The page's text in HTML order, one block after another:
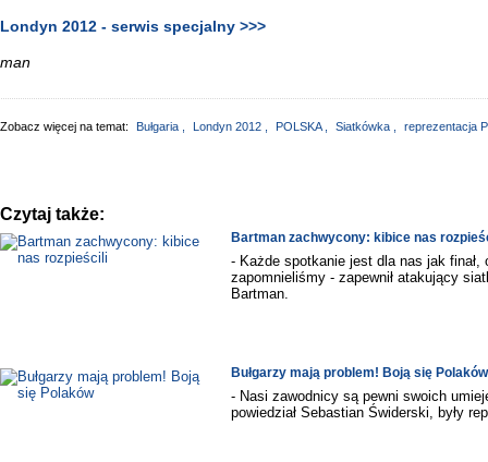
Londyn 2012 - serwis specjalny >>>
man
Zobacz więcej na temat: Bułgaria Londyn 2012 POLSKA Siatkówka reprezentacja
Czytaj także:
Bartman zachwycony: kibice nas
- Każde spotkanie jest dla nas jak finał,
zapomnieliśmy - zapewnił atakujący
Bartman.
Bułgarzy mają problem! Boją się Polaków
- Nasi zawodnicy są pewni swoich
powiedział Sebastian Świderski, były